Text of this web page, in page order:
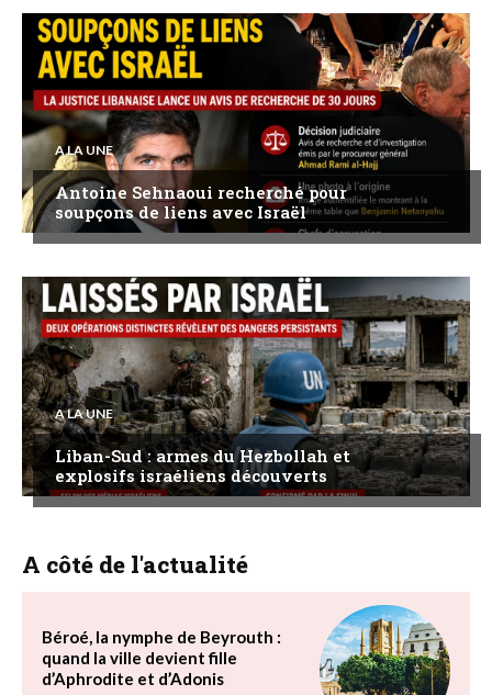
A LA UNE
Antoine Sehnaoui recherché pour
soupçons de liens avec Israël
A LA UNE
Liban-Sud : armes du Hezbollah et
explosifs israéliens découverts
A côté de l'actualité
Béroé, la nymphe de Beyrouth :
quand la ville devient fille
d’Aphrodite et d’Adonis